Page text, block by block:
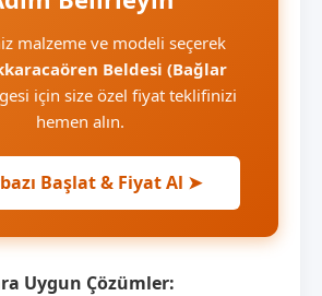
malzeme ve modeli seçerek
Beldesi (Bağlar
için size özel fiyat teklifinizi
hemen alın.
Başlat & Fiyat Al ➤
Uygun Çözümler: